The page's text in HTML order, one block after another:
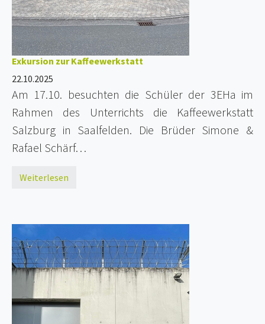
Exkursion zur Kaffeewerkstatt
22.10.2025
Am 17.10. besuchten die Schüler der 3EHa im
Rahmen des Unterrichts die Kaffeewerkstatt
Salzburg in Saalfelden. Die Brüder Simone &
Rafael Schärf…
Weiterlesen